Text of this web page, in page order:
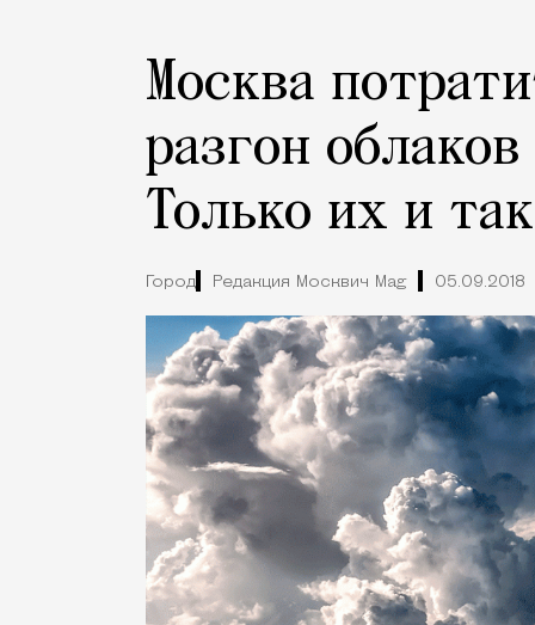
Москва
разгон
Только их и
Город Редакция Москвич Mag 05.09.2018